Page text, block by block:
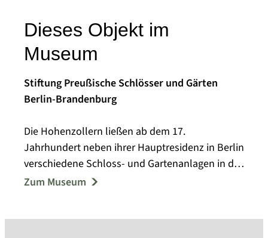
Dieses Objekt im
Museum
Stiftung Preußische Schlösser und Gärten
Berlin-Brandenburg
Die Hohenzollern ließen ab dem 17.
Jahrhundert neben ihrer Hauptresidenz in Berlin
verschiedene Schloss- und Gartenanlagen in der
Havellandschaft bei Potsdam errichten. Der
Zum Museum